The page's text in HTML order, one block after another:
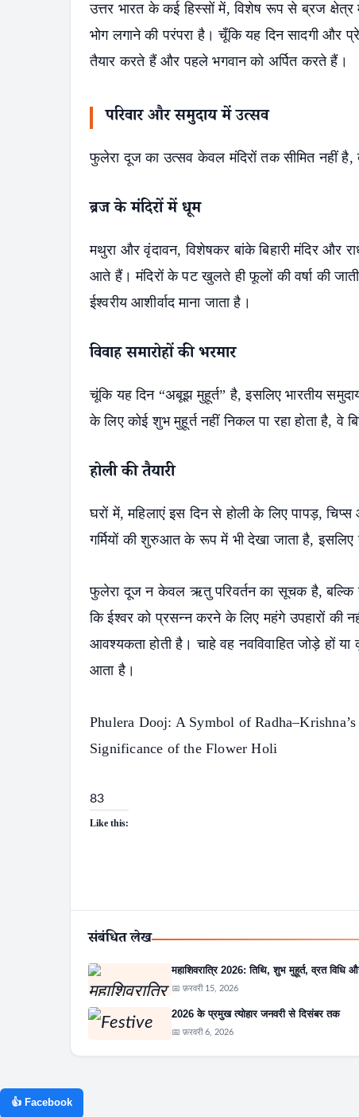
उत्तर भारत के कई हिस्सों में, विशेष रूप से ब्रज क्षेत्र
भोग लगाने की परंपरा है। चूँकि यह दिन सादगी और
तैयार करते हैं और पहले भगवान को अर्पित करते हैं।
परिवार और समुदाय में उत्सव
फुलेरा दूज का उत्सव केवल मंदिरों तक सीमित नहीं है,
ब्रज के मंदिरों में धूम
मथुरा और वृंदावन, विशेषकर बांके बिहारी मंदिर और
आते हैं। मंदिरों के पट खुलते ही फूलों की वर्षा की जाती
ईश्वरीय आशीर्वाद माना जाता है।
विवाह समारोहों की भरमार
चूंकि यह दिन “अबूझ मुहूर्त” है, इसलिए भारतीय समुदाय
के लिए कोई शुभ मुहूर्त नहीं निकल पा रहा होता है,
होली की तैयारी
घरों में, महिलाएं इस दिन से होली के लिए पापड़,
गर्मियों की शुरुआत के रूप में भी देखा जाता है,
फुलेरा दूज न केवल ऋतु परिवर्तन का सूचक है, बल्कि
कि ईश्वर को प्रसन्न करने के लिए महंगे उपहारों
आवश्यकता होती है। चाहे वह नवविवाहित जोड़े हों
आता है।
Phulera Dooj: A Symbol of
Significance of the Flower Holi
83
Like this:
संबंधित लेख
महाशिवरात्रि 2026: तिथि, शुभ मुहूर्त, व्रत विधि
📅 फ़रवरी 15, 2026
2026 के प्रमुख त्योहार जनवरी से दिसंबर तक
📅 फ़रवरी 6, 2026
👍 Facebook